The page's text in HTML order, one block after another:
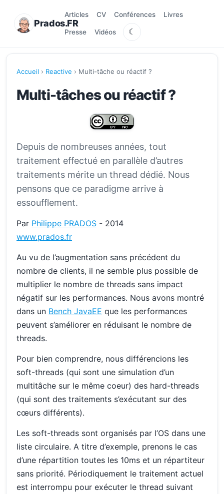
Prados.FR
Articles CV Conférences Livres
Presse Vidéos ☾
Accueil › Reactive › Multi-tâche ou réactif ?
Multi-tâches ou réactif ?
Depuis de nombreuses années, tout
traitement effectué en parallèle d’autres
traitements mérite un thread dédié. Nous
pensons que ce paradigme arrive à
essoufflement.
Par Philippe PRADOS - 2014
www.prados.fr
Au vu de l’augmentation sans précédent du
nombre de clients, il ne semble plus possible de
multiplier le nombre de threads sans impact
négatif sur les performances. Nous avons montré
dans un Bench JavaEE que les performances
peuvent s’améliorer en réduisant le nombre de
threads.
Pour bien comprendre, nous différencions les
soft-threads (qui sont une simulation d’un
multitâche sur le même coeur) des hard-threads
(qui sont des traitements s’exécutant sur des
cœurs différents).
Les soft-threads sont organisés par l’OS dans une
liste circulaire. A titre d’exemple, prenons le cas
d’une répartition toutes les 10ms et un répartiteur
sans priorité. Périodiquement le traitement actuel
est interrompu pour exécuter le thread suivant